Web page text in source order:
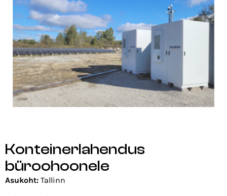
Konteinerlahendus
büroohoonele
Asukoht: Tallinn